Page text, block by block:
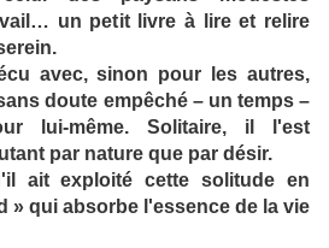
un petit livre à lire et relire
avec, sinon pour les autres,
doute empêché – un temps –
lui-même. Solitaire, il l'est
par nature que par désir.
ait exploité cette solitude en
» qui absorbe l'essence de la vie